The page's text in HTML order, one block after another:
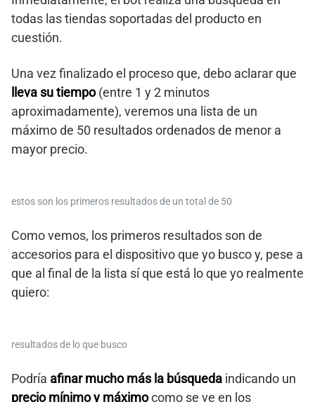
todas las tiendas soportadas del producto en
cuestión.
Una vez finalizado el proceso que, debo aclarar que
lleva su tiempo(entre 1 y 2 minutos
aproximadamente), veremos una lista de un
máximo de 50 resultados ordenados de menor a
mayor precio.
estos son los primeros resultados de un total de 50
Como vemos, los primeros resultados son de
accesorios para el dispositivo que yo busco y, pese a
que al final de la lista sí que está lo que yo realmente
quiero:
resultados de lo que busco
Podría afinar mucho más la búsqueda indicando un
precio mínimo y máximocomo se ve en los